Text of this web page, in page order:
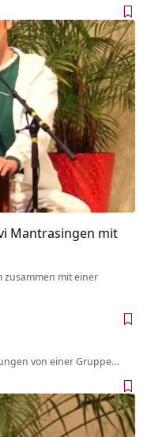
Mantrasingen mit
zusammen mit einer
von einer Gruppe…